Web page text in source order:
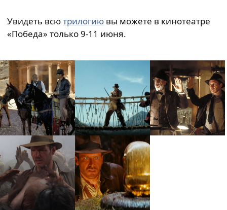
Увидеть всютрилогию вы можете в кинотеатре
«Победа» только 9-11 июня.